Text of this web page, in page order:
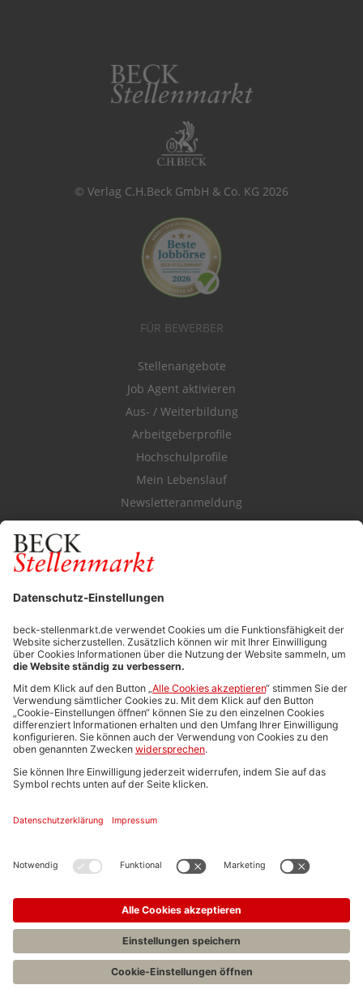
© Verlag C.H.Beck GmbH & Co. KG 2026
FÜR BEWERBER
Stellenangebote
Job Agent aktivieren
Aus- / Weiterbildung
Arbeitgeberprofile
Hochschulprofile
Mein Lebenslauf
Newsletteranmeldung
Durchsuchen Sie den Stellenkatalog
FÜR ARBEITGEBER
Stellenmarktpreise
Anzeigen-AGB
Media-Daten
Newsletteranmeldung
Produktübersicht
ALLGEMEIN
FAQs
Impressum
Stellenangebote C.H.BECK
Entwickelt durchJobiqo